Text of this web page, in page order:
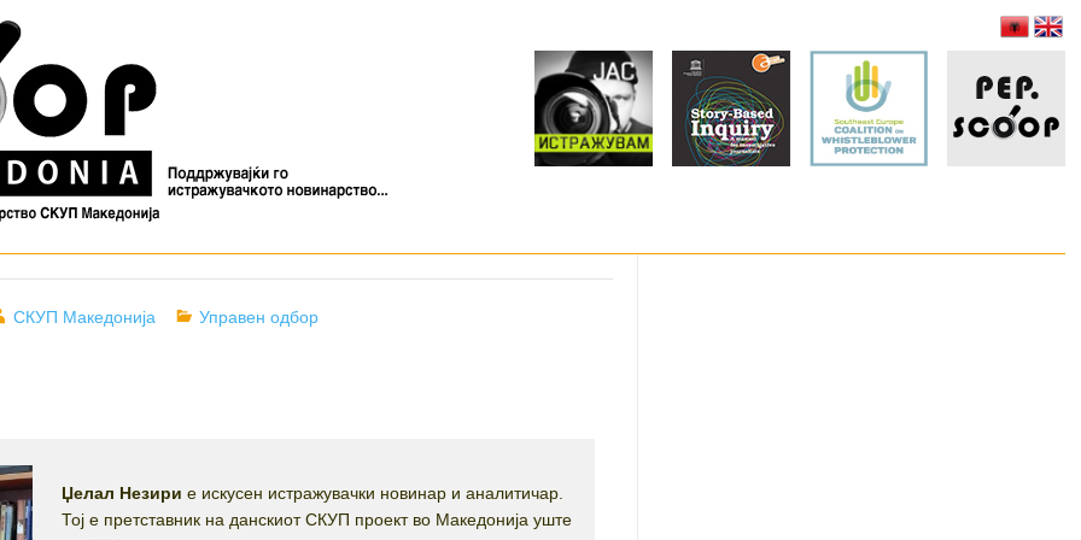
Author
СКУП Македонија Categories
Управен одбор
Џелал Незири е искусен истражувачки новинар и аналитичар.
Тој е претставник на данскиот СКУП проект во Македонија уште